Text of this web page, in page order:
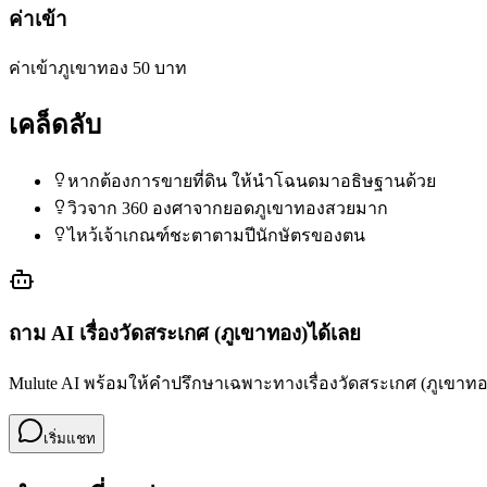
ค่าเข้า
ค่าเข้าภูเขาทอง 50 บาท
เคล็ดลับ
หากต้องการขายที่ดิน ให้นำโฉนดมาอธิษฐานด้วย
วิวจาก 360 องศาจากยอดภูเขาทองสวยมาก
ไหว้เจ้าเกณฑ์ชะตาตามปีนักษัตรของตน
ถาม AI เรื่องวัดสระเกศ (ภูเขาทอง)ได้เลย
Mulute AI พร้อมให้คำปรึกษาเฉพาะทางเรื่องวัดสระเกศ (ภูเขาท
เริ่มแชท